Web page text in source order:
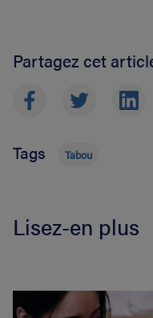
Partagez cet
Tags Tabou
Lisez-en plus